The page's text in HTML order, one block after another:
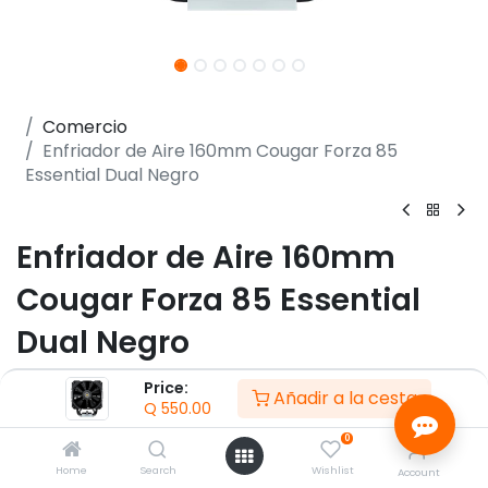
Price:
Q 550.00 Añadir a la cesta
Home Search
0
Wishlist Account
Comercio
Enfriador de Aire 160mm Cougar Forza 85
Essential Dual Negro
Enfriador de Aire 160mm
Cougar Forza 85 Essential
Dual Negro
(0 reseña)
- CPU Socket Intel LGA 115X / 1366 / 1200 / 1700 / 2011
/ 2066 (Core i3 / i5 / i7 / i9)
- CPU Socket AMD AM5 / AM4 / FM2 / FM1 / AM3+ /